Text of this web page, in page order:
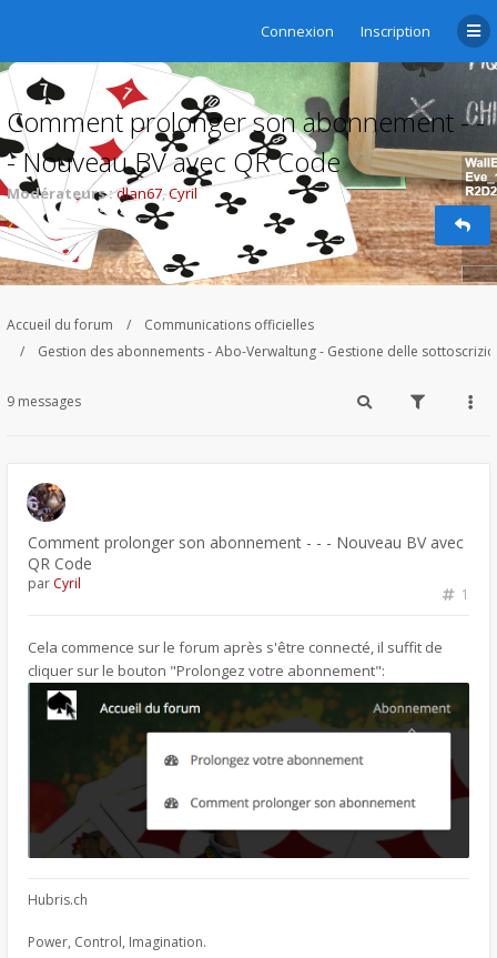
Connexion Inscription
Comment prolonger son abonnement - -
- Nouveau BV avec QR Code
Modérateurs :dlan67,Cyril
Accueil du forum
Communications officielles
Gestion des abonnements - Abo-Verwaltung - Gestione delle
9 messages
Comment prolonger son abonnement - - - Nouveau BV avec
QR Code
1
par Cyril
Cela commence sur le forum après s'être connecté, il suffit de
cliquer sur le bouton "Prolongez votre abonnement":
Hubris.ch
Power, Control, Imagination.